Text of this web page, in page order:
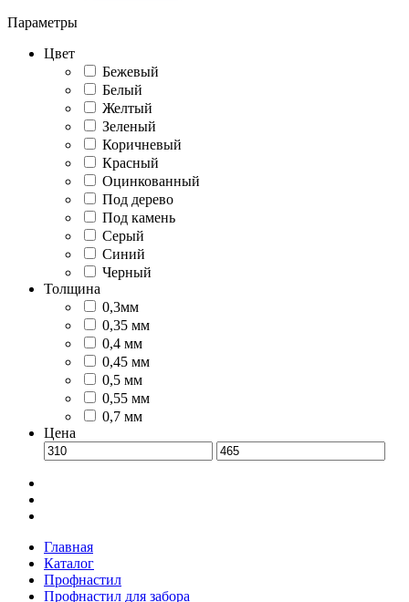
Параметры
Цвет
Бежевый
Белый
Желтый
Зеленый
Коричневый
Красный
Оцинкованный
Под дерево
Под камень
Серый
Синий
Черный
Толщина
0,3мм
0,35 мм
0,4 мм
0,45 мм
0,5 мм
0,55 мм
0,7 мм
Цена
Главная
Каталог
Профнастил
Профнастил для забора